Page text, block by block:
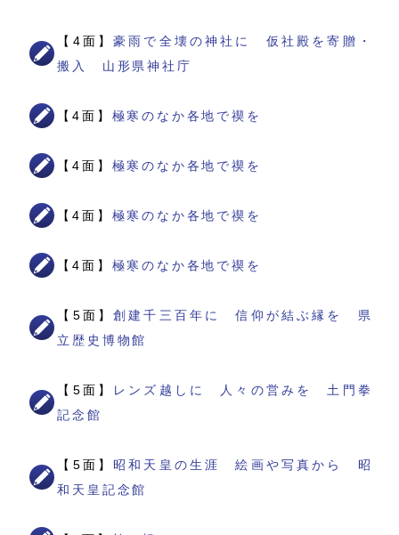
【4面】豪雨で全壊の神社に 仮社殿を寄贈・
搬入 山形県神社庁
【4面】 極寒のなか各地で禊を
【4面】 極寒のなか各地で禊を
【4面】 極寒のなか各地で禊を
【4面】 極寒のなか各地で禊を
【5面】創建千三百年に 信仰が結ぶ縁を 県
立歴史博物館
【5面】
レンズ越しに 人々の営みを 土門拳
記念館
【5面】 昭和天皇の生涯 絵画や写真から 昭
和天皇記念館